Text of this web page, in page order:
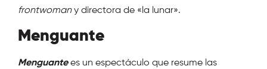
frontwomany directora de «la lunar».
Menguante
Menguantees un espectáculo que resume las